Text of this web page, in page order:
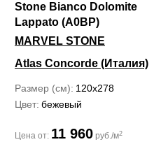
Stone Bianco Dolomite
Lappato (A0BP)
MARVEL STONE
Atlas Concorde (Италия)
Размер (см) 120x278
Цвет бежевый
Цена от: 11 960 руб./м2